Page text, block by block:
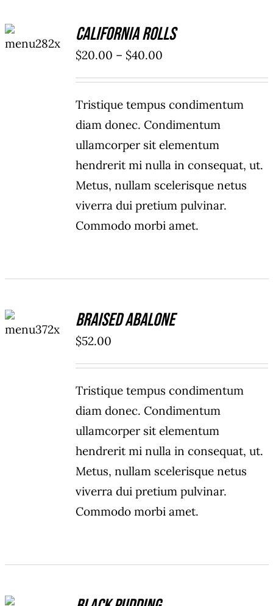
/
California Rolls
$20.00 – $40.00
range:
Tristique tempus condimentum
diam donec. Condimentum
ullamcorper sit elementum
hendrerit mi nulla in consequat, ut.
Metus, nullam scelerisque netus
viverra dui pretium pulvinar.
Commodo morbi amet.
CART
/
Braised Abalone
$52.00
Tristique tempus condimentum
diam donec. Condimentum
ullamcorper sit elementum
hendrerit mi nulla in consequat, ut.
Metus, nullam scelerisque netus
viverra dui pretium pulvinar.
Commodo morbi amet.